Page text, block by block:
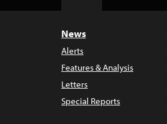
News
Alerts
Features & Analysis
Letters
Special Reports